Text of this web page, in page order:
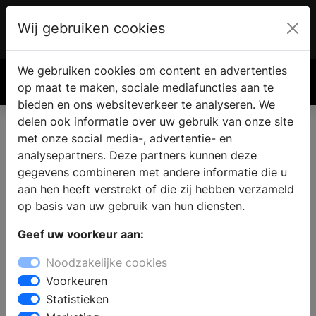
€ 0.00
Wij gebruiken cookies
We gebruiken cookies om content en advertenties
op maat te maken, sociale mediafuncties aan te
bieden en ons websiteverkeer te analyseren. We
delen ook informatie over uw gebruik van onze site
met onze social media-, advertentie- en
analysepartners. Deze partners kunnen deze
gegevens combineren met andere informatie die u
aan hen heeft verstrekt of die zij hebben verzameld
op basis van uw gebruik van hun diensten.
Geef uw voorkeur aan:
Noodzakelijke cookies
Voorkeuren
Statistieken